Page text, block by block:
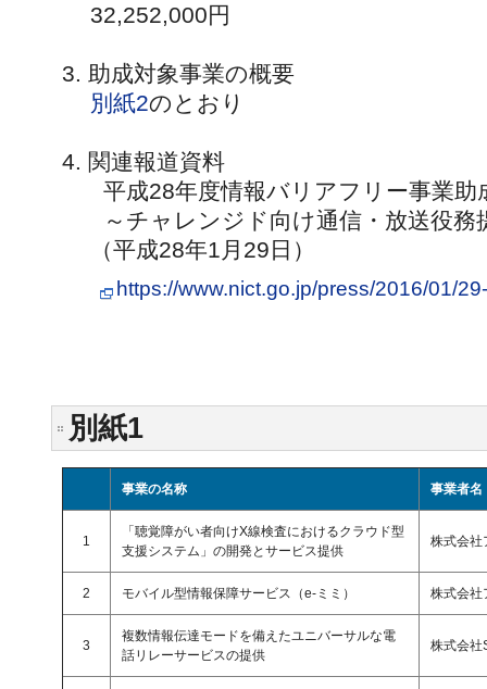
32,252,000円
3. 助成対象事業の概要
別紙2のとおり
4. 関連報道資料
平成28年度情報バリアフリー事業
～チャレンジド向け通信・放送役務
（平成28年1月29日）
https://www.nict.go.jp/press/2016/01/
別紙1
事業の名称 事業者名
1
「聴覚障がい者向けX線検査におけるクラウド型
支援システム」の開発とサービス提供
株式会社
2 モバイル型情報保障サービス（e-ミミ） 株式会社
3
複数情報伝達モードを備えたユニバーサルな電
話リレーサービスの提供
株式会社